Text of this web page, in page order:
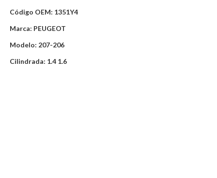
Código OEM: 1351Y4
Marca: PEUGEOT
Modelo: 207-206
Cilindrada: 1.4 1.6